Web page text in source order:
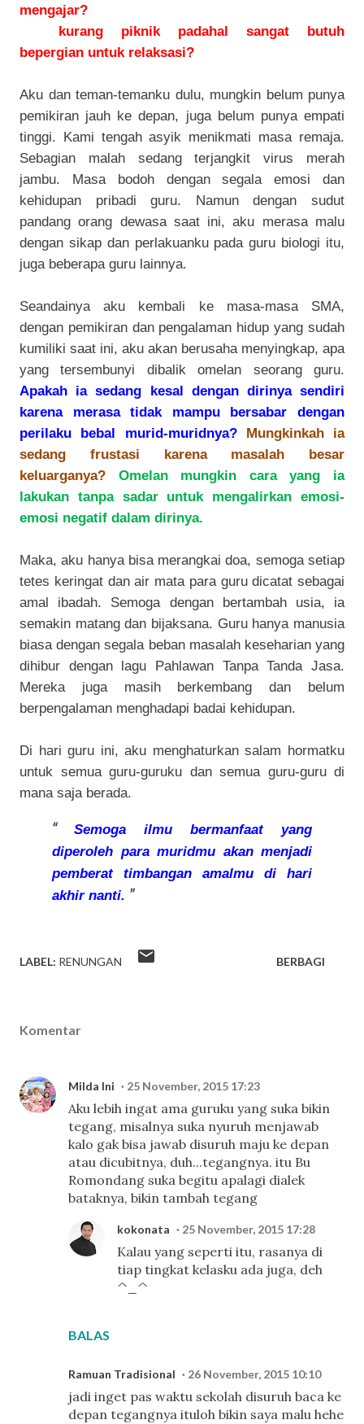
mengajar?
kurang piknik padahal sangat butuh
bepergian untuk relaksasi?
Aku dan teman-temanku dulu, mungkin belum punya
pemikiran jauh ke depan, juga belum punya empati
tinggi. Kami tengah asyik menikmati masa remaja.
Sebagian malah sedang terjangkit virus merah
jambu. Masa bodoh dengan segala emosi dan
kehidupan pribadi guru. Namun dengan sudut
pandang orang dewasa saat ini, aku merasa malu
dengan sikap dan perlakuanku pada guru biologi itu,
juga beberapa guru lainnya.
Seandainya aku kembali ke masa-masa SMA,
dengan pemikiran dan pengalaman hidup yang sudah
kumiliki saat ini, aku akan berusaha menyingkap, apa
yang tersembunyi dibalik omelan seorang guru.
Apakah ia sedang kesal dengan dirinya sendiri
karena merasa tidak mampu bersabar dengan
perilaku bebal murid-muridnya? Mungkinkah ia
sedang frustasi karena masalah besar
keluarganya? Omelan mungkin cara yang ia
lakukan tanpa sadar untuk mengalirkan emosi-
emosi negatif dalam dirinya.
Maka, aku hanya bisa merangkai doa, semoga setiap
tetes keringat dan air mata para guru dicatat sebagai
amal ibadah. Semoga dengan bertambah usia, ia
semakin matang dan bijaksana. Guru hanya manusia
biasa dengan segala beban masalah keseharian yang
dihibur dengan lagu Pahlawan Tanpa Tanda Jasa.
Mereka juga masih berkembang dan belum
berpengalaman menghadapi badai kehidupan.
Di hari guru ini, aku menghaturkan salam hormatku
untuk semua guru-guruku dan semua guru-guru di
mana saja berada.
Semoga ilmu bermanfaat yang
diperoleh para muridmu akan menjadi
pemberat timbangan amalmu di hari
akhir nanti.
LABEL: RENUNGAN BERBAGI
Komentar
Milda Ini 25 November, 2015 17:23
Aku lebih ingat ama guruku yang suka bikin
tegang, misalnya suka nyuruh menjawab
kalo gak bisa jawab disuruh maju ke depan
atau dicubitnya, duh...tegangnya. itu Bu
Romondang suka begitu apalagi dialek
bataknya, bikin tambah tegang
BALAS
kokonata 25 November, 2015 17:28
Kalau yang seperti itu, rasanya di
tiap tingkat kelasku ada juga, deh
^_^
Ramuan Tradisional 26 November, 2015 10:10
jadi inget pas waktu sekolah disuruh baca ke
depan tegangnya ituloh bikin saya malu hehe